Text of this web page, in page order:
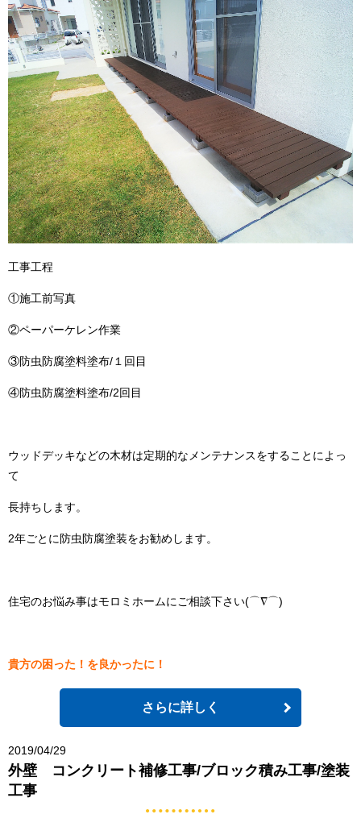
工事工程
①施工前写真
②ペーパーケレン作業
③防虫防腐塗料塗布/１回目
④防虫防腐塗料塗布/2回目
ウッドデッキなどの木材は定期的なメンテナンスをすることによっ
て
長持ちします。
2年ごとに防虫防腐塗装をお勧めします。
住宅のお悩み事はモロミホームにご相談下さい(⌒∇⌒)
貴方の困った！を良かったに！
さらに詳しく
2019/04/29
外壁 コンクリート補修工事/ブロック積み工事/塗装
工事